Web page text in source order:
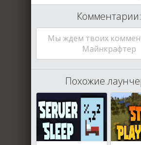
Комментарии:
Мы ждем твоих
Майнкрафтер
Похожие